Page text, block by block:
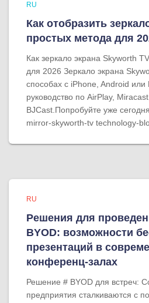
RU
Как отобразить
простых метода для
Как зеркало экрана Skyworth
для 2026 Зеркало экрана
способах с iPhone, Android
руководство по AirPlay,
BJCast.Попробуйте уже
mirror-skyworth-tv technology-
RU
Решения для
BYOD: возможности
презентаций в
конференц-залах
Решение # BYOD для встреч:
предприятия сталкиваются с